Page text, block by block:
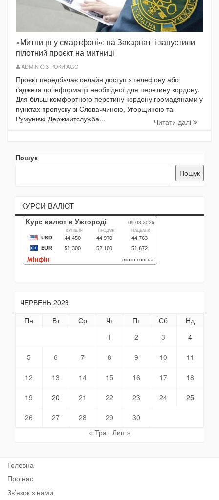
«Митниця у смартфоні»: на Закарпатті запустили
пілотний проєкт на митниці
ADMIN 3 РОКИ AGO
Проєкт передбачає онлайн доступ з телефону або
ґаджета до інформації необхідної для перетину кордону.
Для більш комфортного перетину кордону громадянами у
пунктах пропуску зі Словаччиною, Угорщиною та
Румунією Держмитслужба...
Читати далi
Пошук
Пошук
КУРСИ ВАЛЮТ
ЧЕРВЕНЬ 2023
Пн
Вт Ср Чт Пт Сб
Нд
1
2 3 4
5 6 7 8 9 10 11
12 13 14 15 16 17 18
19 20 21 22 23 24 25
26 27 28 29
30
« Тра
Лип »
Головна
Про нас
Зв’язок з нами